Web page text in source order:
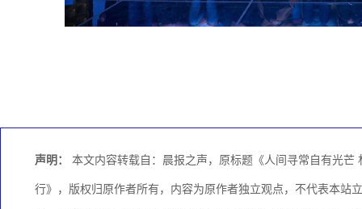
声明： 本文内容转载自：晨报之声，原标题《人间寻常自有光
行》，版权归原作者所有，内容为原作者独立观点，不代表本站